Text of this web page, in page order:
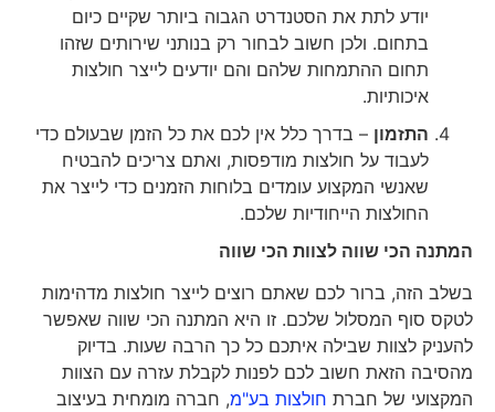
יודע לתת את הסטנדרט הגבוה ביותר שקיים כיום
בתחום. ולכן חשוב לבחור רק בנותני שירותים שזהו
תחום ההתמחות שלהם והם יודעים לייצר חולצות
איכותיות.
התזמון– בדרך כלל אין לכם את כל הזמן שבעולם כדי
לעבוד על חולצות מודפסות, ואתם צריכים להבטיח
שאנשי המקצוע עומדים בלוחות הזמנים כדי לייצר את
החולצות הייחודיות שלכם.
המתנה הכי שווה לצוות הכי שווה
בשלב הזה, ברור לכם שאתם רוצים לייצר חולצות מדהימות
לטקס סוף המסלול שלכם. זו היא המתנה הכי שווה שאפשר
להעניק לצוות שבילה איתכם כל כך הרבה שעות. בדיוק
מהסיבה הזאת חשוב לכם לפנות לקבלת עזרה עם הצוות
המקצועי של חברתחולצות בע"מ, חברה מומחית בעיצוב